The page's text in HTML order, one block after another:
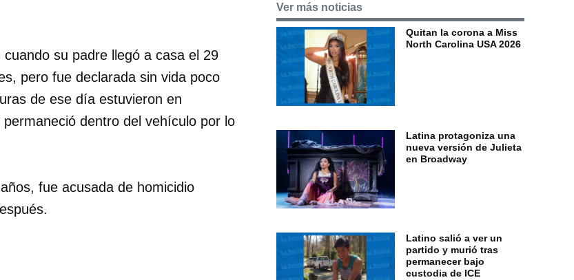
su padre llegó a casa el 29
pero fue declarada sin vida poco
de ese día estuvieron en
dentro del vehículo por lo
fue acusada de homicidio
Ver más noticias
Quitan la corona a Miss
North Carolina USA 2026
Latina protagoniza una
nueva versión de Julieta
en Broadway
Latino salió a ver un
partido y murió tras
permanecer bajo
custodia de ICE